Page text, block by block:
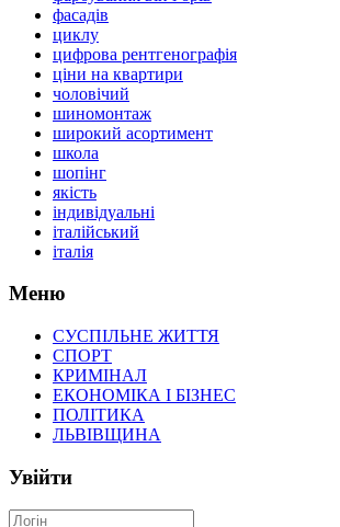
фасадів
циклу
цифрова рентгенографія
ціни на квартири
чоловічий
шиномонтаж
широкий асортимент
школа
шопінг
якість
індивідуальні
італійський
італія
Меню
СУСПІЛЬНЕ ЖИТТЯ
СПОРТ
КРИМІНАЛ
ЕКОНОМІКА І БІЗНЕС
ПОЛІТИКА
ЛЬВІВЩИНА
Увійти